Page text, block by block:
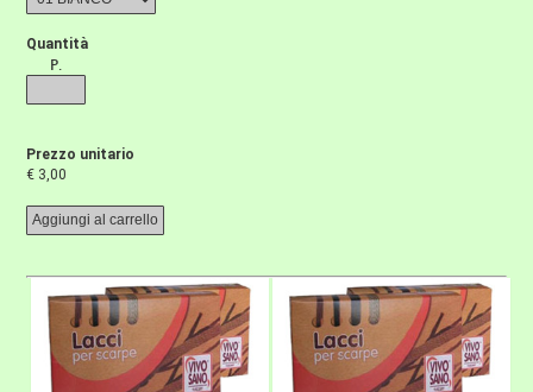
Quantità
P.
Prezzo unitario
€ 3,00